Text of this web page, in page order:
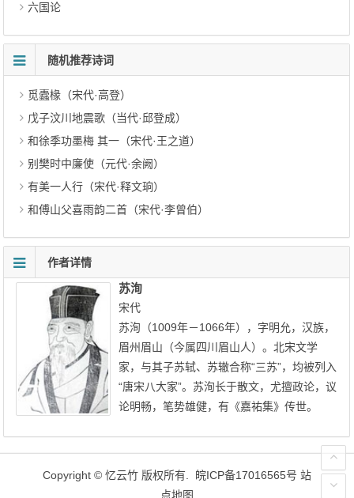
六国论
随机推荐诗词
觅蠹椽（宋代·高登）
戊子汶川地震歌（当代·邱登成）
和徐季功墨梅 其一（宋代·王之道）
别樊时中廉使（元代·余阙）
有美一人行（宋代·释文珦）
和傅山父喜雨韵二首（宋代·李曾伯）
作者详情
苏洵
宋代
苏洵（1009年－1066年），字明允，汉族，
眉州眉山（今属四川眉山人）。北宋文学
家，与其子苏轼、苏辙合称“三苏”，均被列入
“唐宋八大家”。苏洵长于散文，尤擅政论，议
论明畅，笔势雄健，有《嘉祐集》传世。
Copyright © 忆云竹 版权所有. 皖ICP备17016565号 站
点地图